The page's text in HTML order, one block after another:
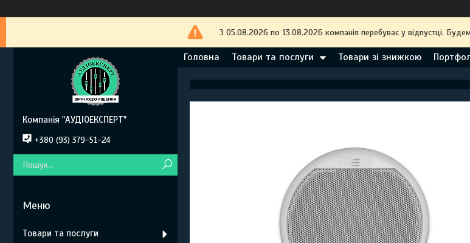
З 05.08.2026 по 13.08.2026 компанія перебуває у відпустці.
Головна Товари та послуги Товари зі знижкою
Компанія "АУДІОЕКСПЕРТ"
+380 (93) 379-51-24
Товари та послуги